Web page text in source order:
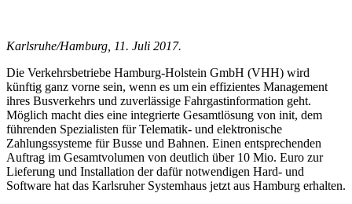
Karlsruhe/Hamburg, 11. Juli 2017.
Die Verkehrsbetriebe Hamburg-Holstein GmbH (VHH) wird
künftig ganz vorne sein, wenn es um ein effizientes Management
ihres Busverkehrs und zuverlässige Fahrgastinformation geht.
Möglich macht dies eine integrierte Gesamtlösung von init, dem
führenden Spezialisten für Telematik- und elektronische
Zahlungssysteme für Busse und Bahnen. Einen entsprechenden
Auftrag im Gesamtvolumen von deutlich über 10 Mio. Euro zur
Lieferung und Installation der dafür notwendigen Hard- und
Software hat das Karlsruher Systemhaus jetzt aus Hamburg erhalten.